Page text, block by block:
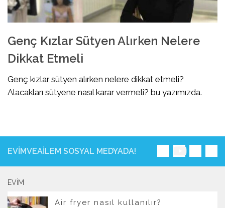
Genç Kızlar Sütyen Alırken Nelere
Dikkat Etmeli
Genç kızlar sütyen alırken nelere dikkat etmeli?
Alacakları sütyene nasıl karar vermeli? bu yazımızda.
EVIMVEAILEM SOSYAL MEDYADA!
EVIM
Air fryer nasıl kullanılır?